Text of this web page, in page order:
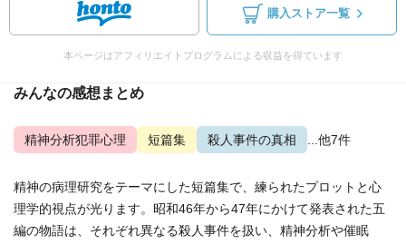
購入ストア一覧
本ページはアフィリエイトプログラムによる収益を得ています
みんなの感想まとめ
精神分析犯罪心理 短篇集 殺人事件の真相 ...他7件
精神の病理研究をテーマにした短篇集で、練られたプロットと心
理学的視点が光ります。昭和46年から47年にかけて発表された五
編の物語は、それぞれ異なる殺人事件を扱い、精神分析や催眠